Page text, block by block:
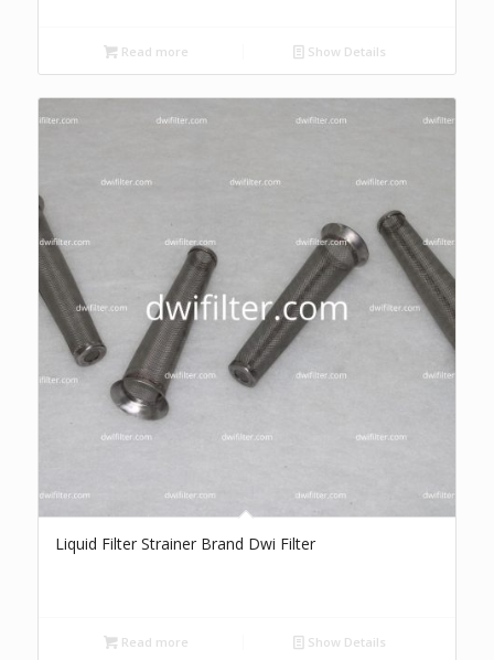
Read more Show Details
Liquid Filter Strainer Brand Dwi Filter
Read more Show Details